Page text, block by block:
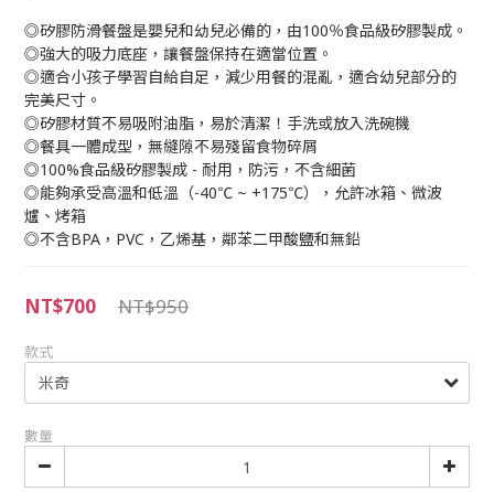
◎矽膠防滑餐盤是嬰兒和幼兒必備的，由100％食品級矽膠製成。
◎強大的吸力底座，讓餐盤保持在適當位置。
◎適合小孩子學習自給自足，減少用餐的混亂，適合幼兒部分的
完美尺寸。
◎矽膠材質不易吸附油脂，易於清潔！手洗或放入洗碗機
◎餐具一體成型，無縫隙不易殘留食物碎屑
◎100%食品級矽膠製成 - 耐用，防污，不含細菌
◎能夠承受高溫和低溫（-40℃ ~ +175℃），允許冰箱、微波
爐、烤箱
◎不含BPA，PVC，乙烯基，鄰苯二甲酸鹽和無鉛
NT$950
NT$700
款式
數量